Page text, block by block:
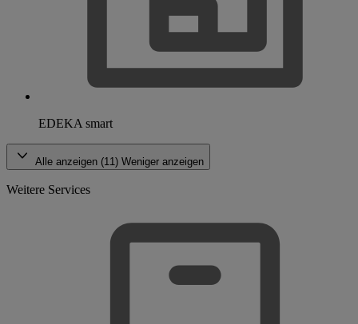
EDEKA smart
Alle anzeigen (11) Weniger anzeigen
Weitere Services